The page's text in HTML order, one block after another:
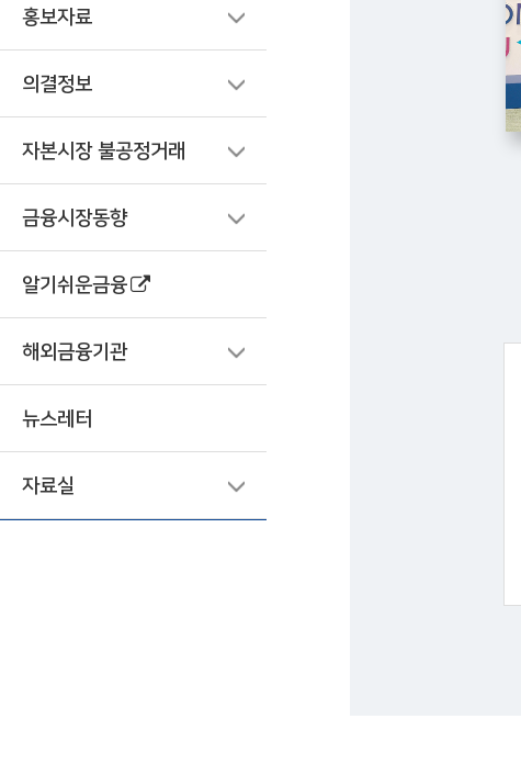
홍보자료
의결정보
자본시장 불공정거래
금융시장동향
알기쉬운금융
해외금융기관
뉴스레터
자료실